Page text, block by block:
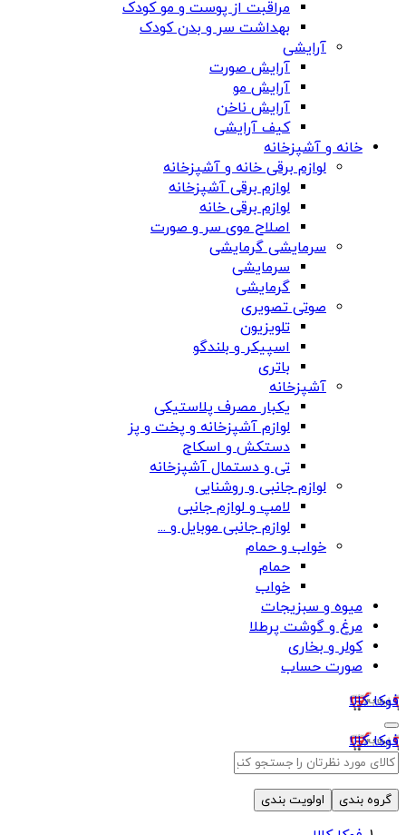
مراقبت از پوست و مو کودک
بهداشت سر و بدن کودک
آرایشی
آرایش صورت
آرایش مو
آرایش ناخن
کیف آرایشی
خانه و آشپزخانه
لوازم برقی خانه و آشپزخانه
لوازم برقی آشپزخانه
لوازم برقی خانه
اصلاح موی سر و صورت
سرمایشی گرمایشی
سرمایشی
گرمایشی
صوتی تصویری
تلویزیون
اسپیکر و بلندگو
باتری
آشپزخانه
یکبار مصرف پلاستیکی
لوازم آشپزخانه و پخت و پز
دستکش و اسکاج
تی و دستمال آشپزخانه
لوازم جانبی و روشنایی
لامپ و لوازم جانبی
لوازم جانبی موبایل و ...
خواب و حمام
حمام
خواب
میوه و سبزیجات
مرغ و گوشت پرطلا
کولر و بخاری
صورت حساب
فوکا کالا
فوکا کالا
گروه بندی اولویت بندی